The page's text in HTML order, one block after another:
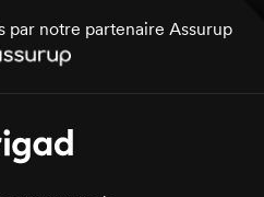
voulu. De plus, vous
des tâches d'entretien
par notre partenaire Assurup